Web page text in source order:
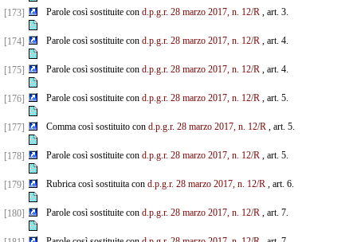
[173] Parole così sostituite con d.p.g.r. 28 marzo 2017, n. 12/R, art. 3.
[174] Parole così sostituite con d.p.g.r. 28 marzo 2017, n. 12/R, art. 4.
[175] Parole così sostituite con d.p.g.r. 28 marzo 2017, n. 12/R, art. 4.
[176] Parole così sostituite con d.p.g.r. 28 marzo 2017, n. 12/R, art. 5.
[177] Comma così sostituito con d.p.g.r. 28 marzo 2017, n. 12/R, art. 5.
[178] Parole così sostituite con d.p.g.r. 28 marzo 2017, n. 12/R, art. 5.
[179] Rubrica così sostituita con d.p.g.r. 28 marzo 2017, n. 12/R, art. 6.
[180] Parole così sostituite con d.p.g.r. 28 marzo 2017, n. 12/R, art. 7.